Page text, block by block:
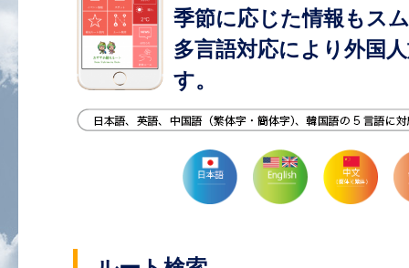
季節に応じた情報もス
多言語対応により外国
す。